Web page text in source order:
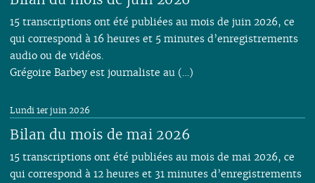
15 transcriptions ont été publiées au mois de juin 2026, ce
qui correspond à 16 heures et 5 minutes d’enregistrements
audio ou de vidéos.
Grégoire Barbey est journaliste au (…)
Bilan du mois de mai 2026
Lundi 1er juin 2026
15 transcriptions ont été publiées au mois de mai 2026, ce
qui correspond à 12 heures et 31 minutes d’enregistrements